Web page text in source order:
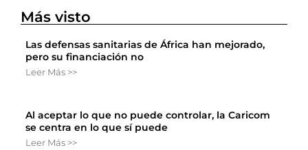
Más visto
Las defensas sanitarias de África han mejorado,
pero su financiación no
Leer Más >>
Al aceptar lo que no puede controlar, la Caricom
se centra en lo que sí puede
Leer Más >>